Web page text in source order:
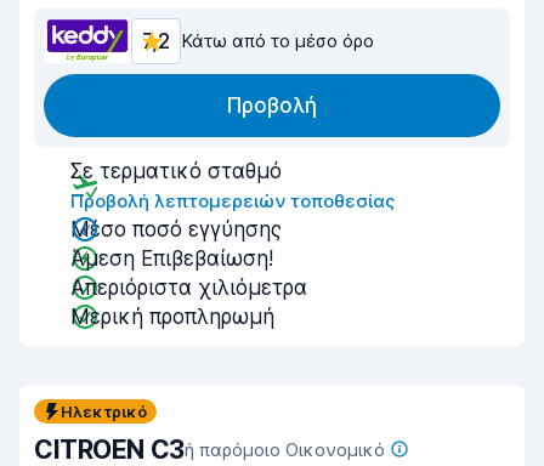
7,2 Κάτω από το μέσο όρο
Προβολή
Σε τερματικό σταθμό
Προβολή λεπτομερειών τοποθεσίας
Μέσο ποσό εγγύησης
Άμεση Επιβεβαίωση!
Απεριόριστα χιλιόμετρα
Μερική προπληρωμή
Ηλεκτρικό
CITROEN C3ή παρόμοιο Οικονομικό